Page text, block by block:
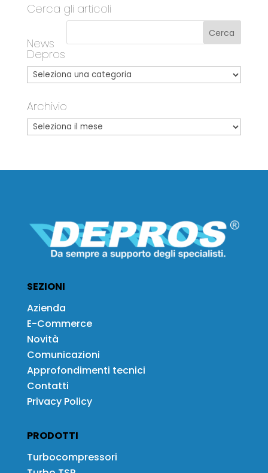
Cerca gli articoli
News
Depros
Archivio
SEZIONI
Azienda
E-Commerce
Novità
Comunicazioni
Approfondimenti tecnici
Contatti
Privacy Policy
PRODOTTI
Turbocompressori